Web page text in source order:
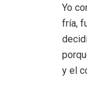
Yo
fría,
y el